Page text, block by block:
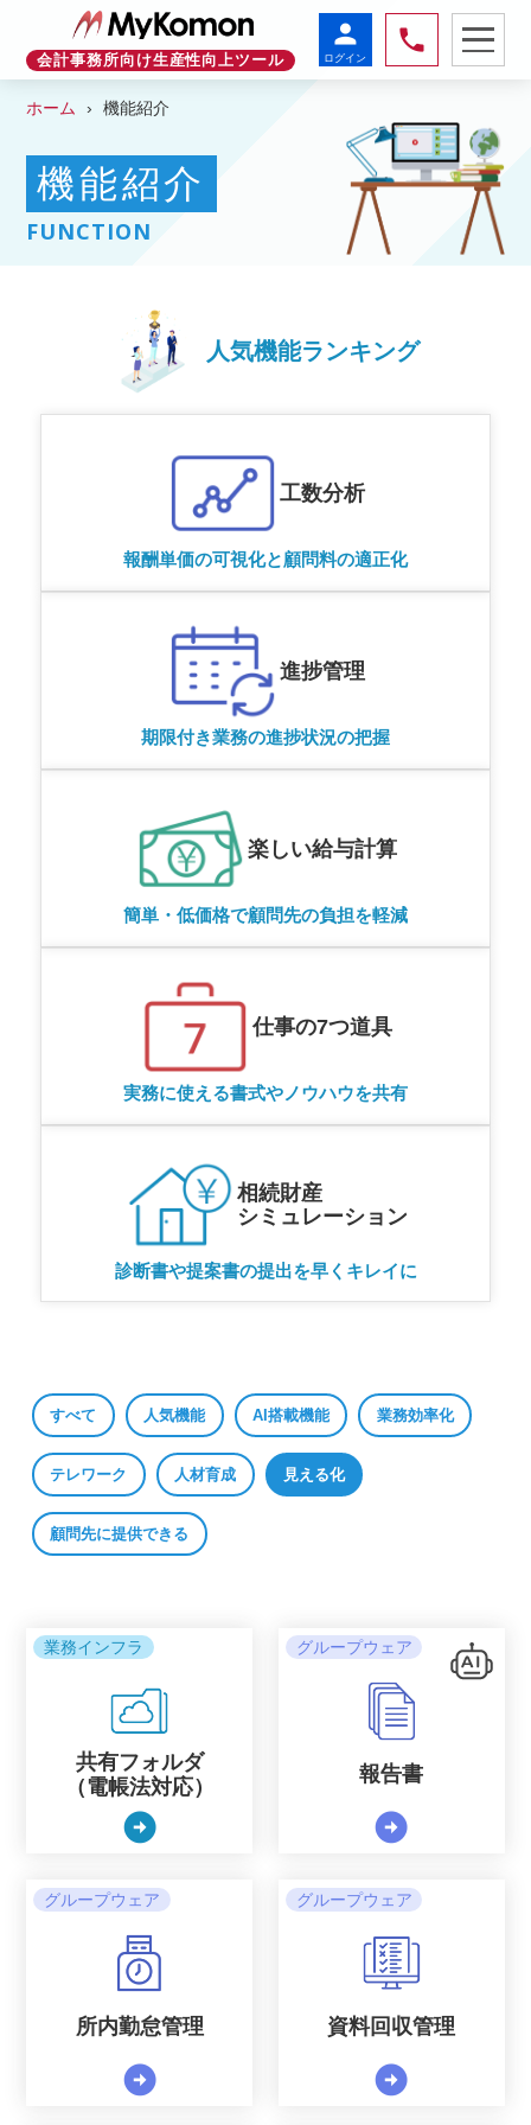
会計事務所向け生産性向上ツール
person
ログイン
phone
ホーム 機能紹介
機能紹介
FUNCTION
人気機能ランキング
工数分析
報酬単価の可視化と顧問料の適正化
進捗管理
期限付き業務の進捗状況の把握
楽しい給与計算
簡単・低価格で顧問先の負担を軽減
仕事の7つ道具
実務に使える書式やノウハウを共有
相続財産
シミュレーション
診断書や提案書の提出を早くキレイに
すべて 人気機能 AI搭載機能 業務効率化
テレワーク 人材育成 見える化
顧問先に提供できる
業務インフラ
共有フォルダ
（電帳法対応）
arrow_circle_right
グループウェア
報告書
arrow_circle_right
グループウェア
所内勤怠管理
arrow_circle_right
グループウェア
資料回収管理
arrow_circle_right